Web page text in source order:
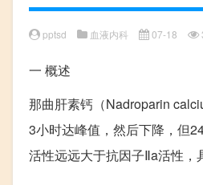
pptsd 血液内科 07-18
一 概述
那曲肝素钙（Nadroparin
3小时达峰值，然后下降，但
活性远远大于抗因子Ⅱa活性，